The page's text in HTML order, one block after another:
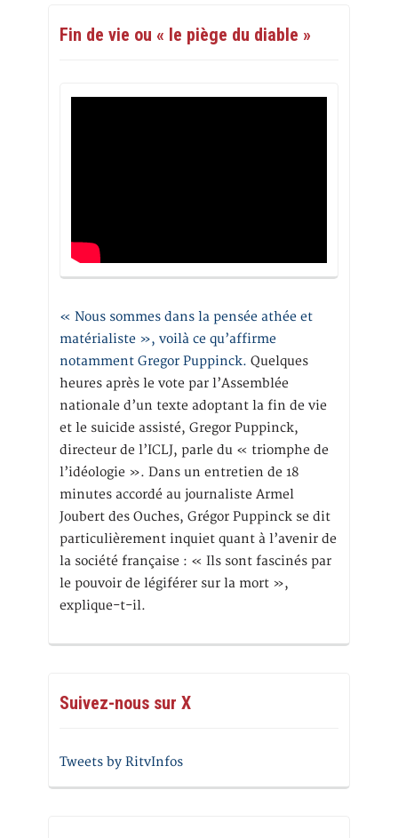
Fin de vie ou « le piège du diable »
« Nous sommes dans la pensée athée et
matérialiste », voilà ce qu’affirme
notamment Gregor Puppinck. Quelques
heures après le vote par l’Assemblée
nationale d’un texte adoptant la fin de vie
et le suicide assisté, Gregor Puppinck,
directeur de l’ICLJ, parle du « triomphe de
l’idéologie ». Dans un entretien de 18
minutes accordé au journaliste Armel
Joubert des Ouches, Grégor Puppinck se dit
particulièrement inquiet quant à l’avenir de
la société française : « Ils sont fascinés par
le pouvoir de légiférer sur la mort »,
explique-t-il.
Suivez-nous sur X
Tweets by RitvInfos